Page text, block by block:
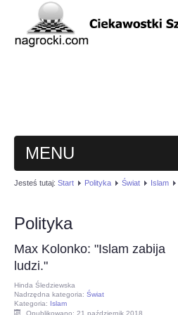
MENU
HOME
WIADOMOŚCI
NAUKA GRY W SZACHY
TURNIEJE
Jesteś tutaj: Start Polityka Świat Islam
Polityka
Max Kolonko: "Islam zabija
ludzi."
Hinda Śledziewska
Nadrzędna kategoria: Świat
Kategoria: Islam
Opublikowano: 21 październik 2018